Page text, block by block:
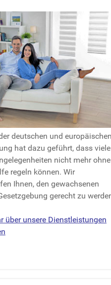
deutschen und europäischen
hat dazu geführt, dass viele
nicht mehr ohne
regeln können. Wir
Ihnen, den gewachsenen
gerecht zu
über unsere Dienstleistungen